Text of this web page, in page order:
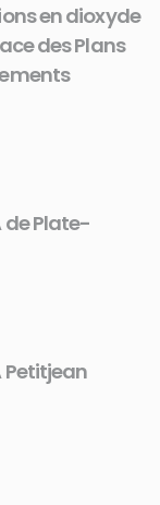
en dioxyde
des Plans
de Plate-
Petitjean